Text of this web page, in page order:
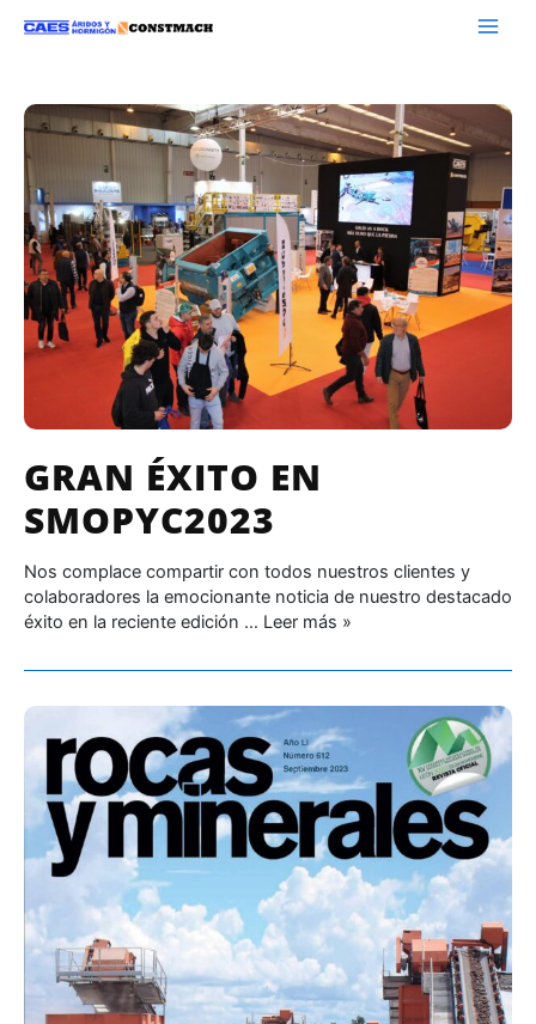
GRAN ÉXITO EN
SMOPYC2023
Nos complace compartir con todos nuestros clientes y
colaboradores la emocionante noticia de nuestro destacado
éxito en la reciente edición … Leer más »